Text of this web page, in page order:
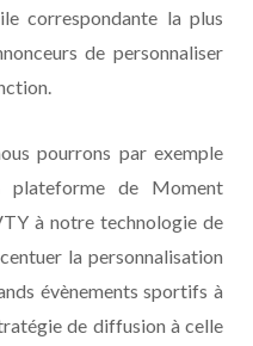
correspondante la plus
de personnaliser
pourrons par exemple
de Moment
à notre technologie de
la personnalisation
évènements sportifs à
de diffusion à celle